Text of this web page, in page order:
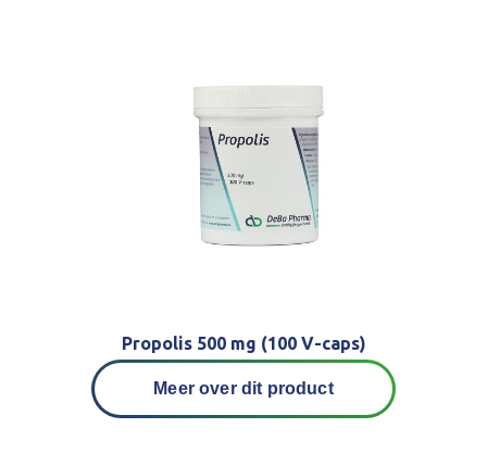
Propolis 500 mg (100 V-caps)
Meer over dit product